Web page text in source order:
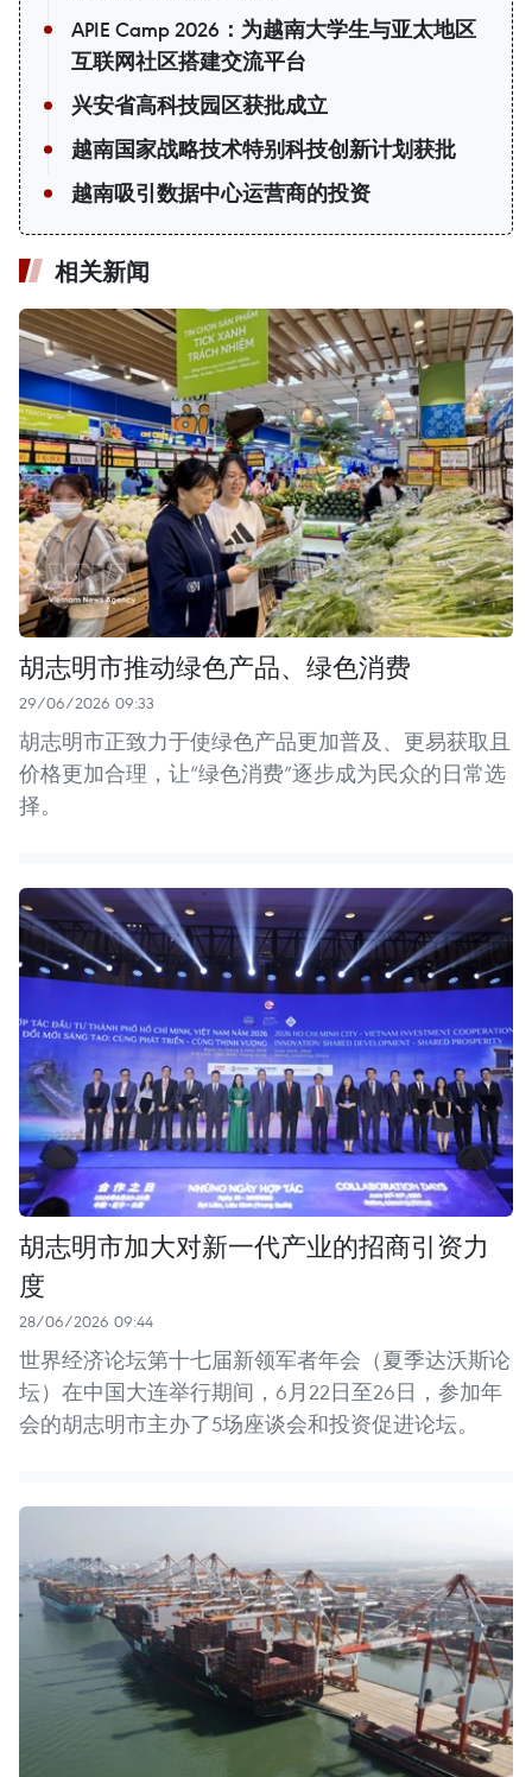
APIE Camp 2026：为越南大学生与亚太地区
互联网社区搭建交流平台
兴安省高科技园区获批成立
越南国家战略技术特别科技创新计划获批
越南吸引数据中心运营商的投资
相关新闻
胡志明市推动绿色产品、绿色消费
29/06/2026 09:33
胡志明市正致力于使绿色产品更加普及、更易获取且
价格更加合理，让“绿色消费”逐步成为民众的日常选
择。
胡志明市加大对新一代产业的招商引资力
度
28/06/2026 09:44
世界经济论坛第十七届新领军者年会（夏季达沃斯论
坛）在中国大连举行期间，6月22日至26日，参加年
会的胡志明市主办了5场座谈会和投资促进论坛。